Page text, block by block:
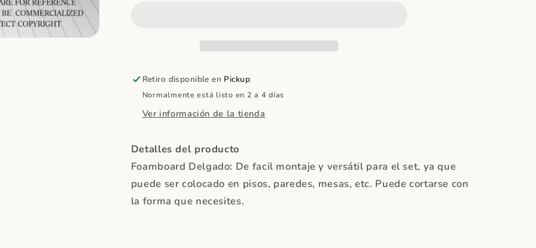
Retiro disponible en Pickup
Normalmente está listo en 2 a 4 días
Ver información de la tienda
Detalles del producto
Foamboard Delgado: De facil montaje y versátil para el set, ya que
puede ser colocado en pisos, paredes, mesas, etc. Puede cortarse con
la forma que necesites.